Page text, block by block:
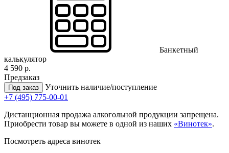
Банкетный
калькулятор
4 590 р.
Предзаказ
Под заказ
Уточнить наличие/поступление
+7 (495) 775-00-01
Дистанционная продажа алкогольной продукции запрещена.
Приобрести товар вы можете в одной из наших «Винотек».
Посмотреть адреса винотек